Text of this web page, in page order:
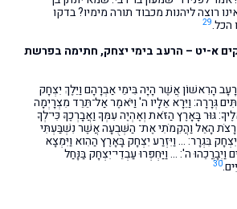
רוצה ליהנות מכבוד תורה מימיו? בדקו
הכל.29
א-יט – הרעב בימי יצחק, חתימה בפרשת
הָרִאשׁוֹן אֲשֶׁר הָיָה בִּימֵי אַבְרָהָם וַיֵּלֶךְ יִצְחָק
גְּרָרָה: וַיֵּרָא אֵלָיו ה' וַיֹּאמֶר אַל־תֵּרֵד מִצְרָיְמָה
גּוּר בָּאָרֶץ הַזֹּאת וְאֶהְיֶה עִמְּךָ וַאֲבָרְכֶךָּ כִּי־לְךָ
הָאֵל וַהֲקִמֹתִי אֶת־ הַשְּׁבֻעָה אֲשֶׁר נִשְׁבַּעְתִּי
בִּגְרָר: … וַיִּזְרַע יִצְחָק בָּאָרֶץ הַהִוא וַיִּמְצָא
ה': … וַיַּחְפְּרוּ עַבְדֵי־יִצְחָק בַּנָּחַל
30